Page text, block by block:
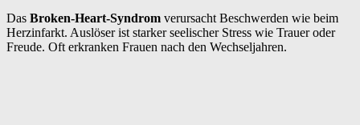
Das Broken-Heart-Syndrom verursacht Beschwerden wie beim
Herzinfarkt. Auslöser ist starker seelischer Stress wie Trauer oder
Freude. Oft erkranken Frauen nach den Wechseljahren.